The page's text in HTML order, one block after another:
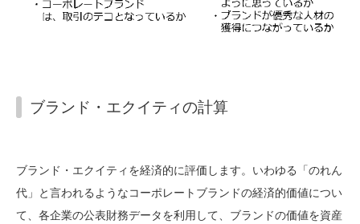
ブランド・エクイティの計算
ブランド・エクイティを経済的に評価します。いわゆる「のれん
代」と言われるようなコーポレートブランドの経済的価値につい
て、各企業の公表財務データを利用して、ブランドの価値を資産